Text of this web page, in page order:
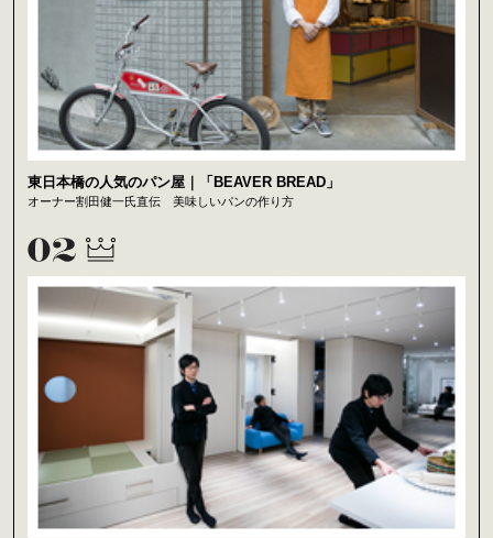
東日本橋の人気のパン屋｜「BEAVER BREAD」
オーナー割田健一氏直伝 美味しいパンの作り方